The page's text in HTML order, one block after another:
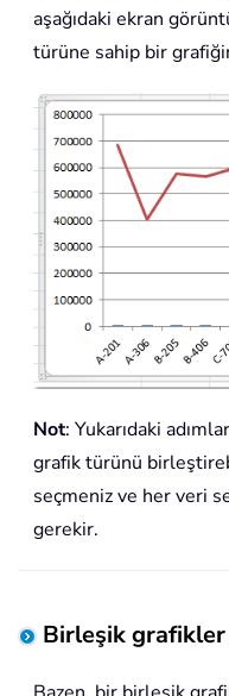
aşağıdaki ekran
türüne sahip bir
Not: Yukarıdaki
grafik türünü
seçmeniz ve her veri
gerekir.
Birleşik